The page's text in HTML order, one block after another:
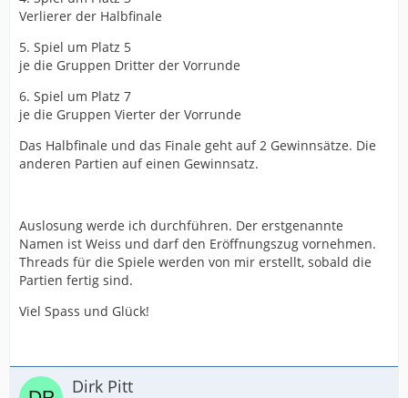
Verlierer der Halbfinale
5. Spiel um Platz 5
je die Gruppen Dritter der Vorrunde
6. Spiel um Platz 7
je die Gruppen Vierter der Vorrunde
Das Halbfinale und das Finale geht auf 2 Gewinnsätze. Die
anderen Partien auf einen Gewinnsatz.
Auslosung werde ich durchführen. Der erstgenannte
Namen ist Weiss und darf den Eröffnungszug vornehmen.
Threads für die Spiele werden von mir erstellt, sobald die
Partien fertig sind.
Viel Spass und Glück!
Dirk Pitt